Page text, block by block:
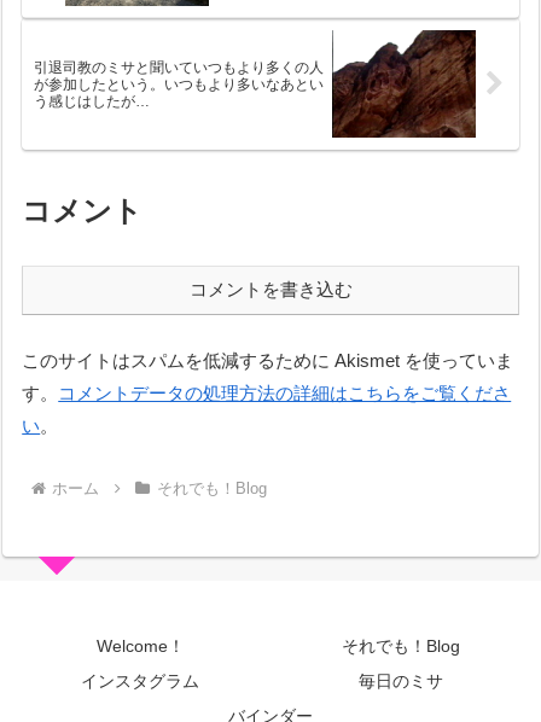
引退司教のミサと聞いていつもより多くの人
が参加したという。いつもより多いなあとい
う感じはしたが…
コメント
コメントを書き込む
このサイトはスパムを低減するために Akismet を使っていま
す。
コメントデータの処理方法の詳細はこちらをご覧くださ
い。
ホーム それでも！Blog
Welcome！
それでも！Blog
インスタグラム
毎日のミサ
バインダー